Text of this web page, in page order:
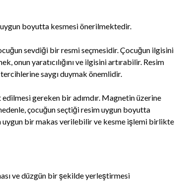
boyutta kesmesi önerilmektedir.
sevdiği bir resmi seçmesidir. Çocuğun ilgisini
onun yaratıcılığını ve ilgisini artırabilir. Resim
saygı duymak önemlidir.
gereken bir adımdır. Magnetin üzerine
çocuğun seçtiği resim uygun boyutta
bir makas verilebilir ve kesme işlemi birlikte
ve düzgün bir şekilde yerleştirmesi